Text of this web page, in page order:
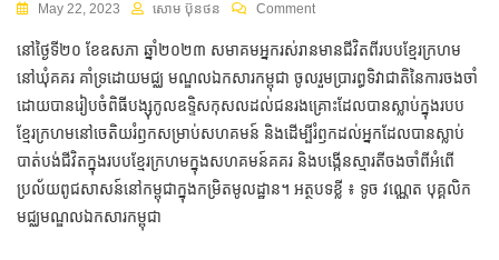
May 22, 2023 សោម ប៊ុនថន Comment
នៅថ្ងៃទី២០ ខែឧសភា ឆ្នាំ២០២៣ សមាគមអ្នករស់រានមានជីវិតពីរបបខ្មែរក្រហម
នៅឃុំគគរ គាំទ្រដោយមជ្ឈ មណ្ឌលឯកសារកម្ពុជា ចូលរួមប្រារព្ធទិវាជាតិនៃការចងចាំ
ដោយបានរៀបចំពិធីបង្សុកូលឧទ្ទិសកុសលដល់ជនរងគ្រោះដែលបានស្លាប់ក្នុងរបប
ខ្មែរក្រហមនៅចេតិយរំឭកសម្រាប់សហគមន៍ និងដើម្បីរំឭកដល់អ្នកដែលបានស្លាប់
បាត់បង់ជីវិតក្នុងរបបខ្មែរក្រហមក្នុងសហគមន៍គគរ និងបង្កើនស្មារតីចងចាំពីអំពើ
ប្រល័យពូជសាសន៍នៅកម្ពុជាក្នុងកម្រិតមូលដ្ឋាន។ អត្ថបទខ្លី ៖ ទូច វណ្ណេត បុគ្គលិក
មជ្ឈមណ្ឌលឯកសារកម្ពុជា